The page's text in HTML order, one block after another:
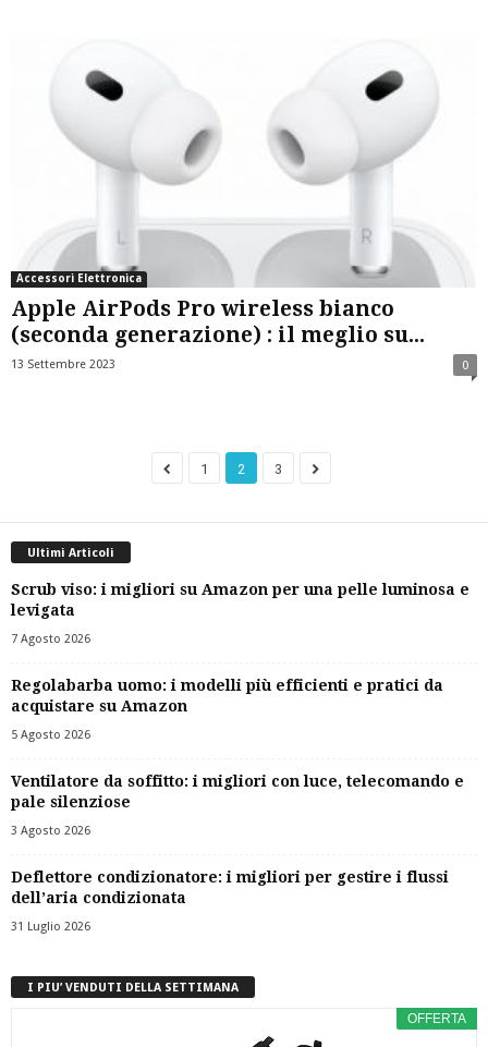
Accessori Elettronica
Apple AirPods Pro wireless bianco
(seconda generazione) ​​​​​​​: il meglio su...
13 Settembre 2023 0
1 2 3
Ultimi Articoli
Scrub viso: i migliori su Amazon per una pelle luminosa e
levigata
7 Agosto 2026
Regolabarba uomo: i modelli più efficienti e pratici da
acquistare su Amazon
5 Agosto 2026
Ventilatore da soffitto: i migliori con luce, telecomando e
pale silenziose
3 Agosto 2026
Deflettore condizionatore: i migliori per gestire i flussi
dell’aria condizionata
31 Luglio 2026
I PIU’ VENDUTI DELLA SETTIMANA
OFFERTA